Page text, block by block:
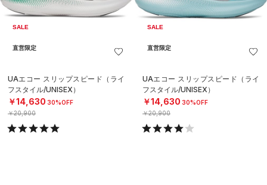
SALE
直営限定
UAエコー スリップスピード（ライ
フスタイル/UNISEX）
￥14,630 30%OFF
￥20,900
SALE
直営限定
UAエコー スリップスピード（ライ
フスタイル/UNISEX）
￥14,630 30%OFF
￥20,900